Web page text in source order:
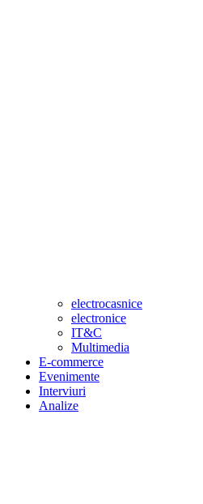
electrocasnice
electronice
IT&C
Multimedia
E-commerce
Evenimente
Interviuri
Analize